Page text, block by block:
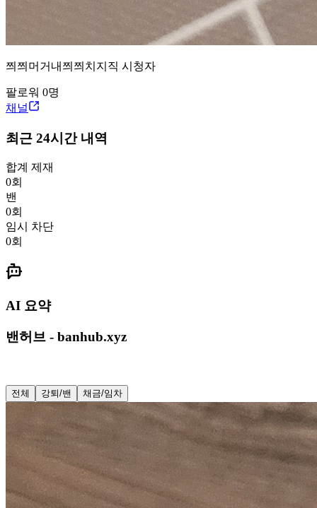
쯰쯰머거내쯰쯰 치지직 시청자
팔로워 0명
채널
최근 24시간 내역
합계 제재
0회
밴
0회
임시 차단
0회
AI 요약
밴허브 - banhub.xyz
전체 강퇴/밴 채금/임차